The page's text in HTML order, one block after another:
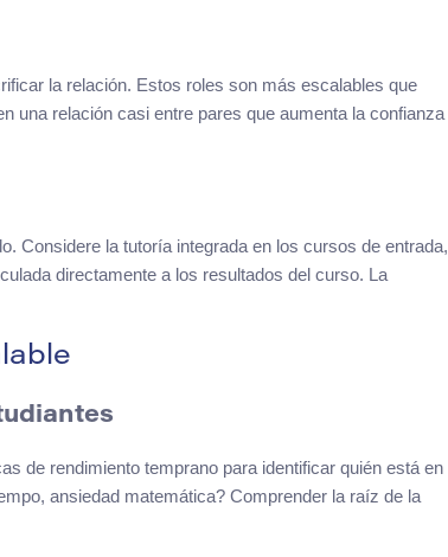
la relación. Estos roles son más escalables que
una relación casi entre pares que aumenta la confianza
Considere la tutoría integrada en los cursos de entrada,
directamente a los resultados del curso. La
de rendimiento temprano para identificar quién está en
ansiedad matemática? Comprender la raíz de la